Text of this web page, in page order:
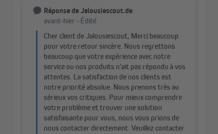
d’énergie.
Quelle que soit la version choisie, le store occultantTenebra
offre un sommeil réparateur et un intérieur parfaitement
Chezdomondo, nous attachons une grande importance
à la qualité. Malgré une fabrication soignée et un
contrôle permanent, le tissu peut présenter de légères
tolérances de dimensions: